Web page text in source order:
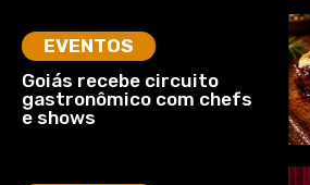
EVENTOS
Goiás recebe circuito
gastronômico com chefs
e shows